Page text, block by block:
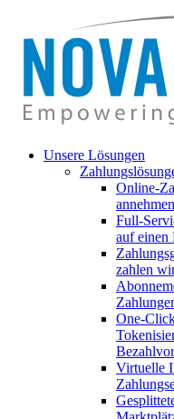
Unsere Lösungen
Online-
annehmen
Full-
auf
zahlen
One-
Virtuelle